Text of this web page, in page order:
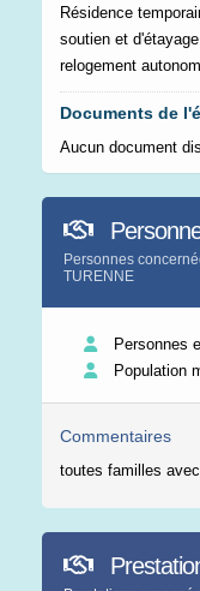
Résidence
soutien et
relogement
Documents de
Aucun document
Personnes
TURENNE
Personnes
Population
Commentaires
toutes familles